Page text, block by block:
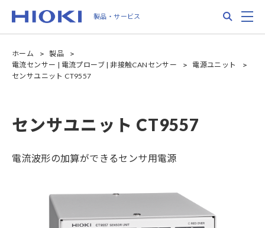
main
製品・サービス
ホーム
製品
電流センサー | 電流プローブ | 非接触CANセンサー
電源ユニット
センサユニット CT9557
センサユニット CT9557
電流波形の加算ができるセンサ用電源